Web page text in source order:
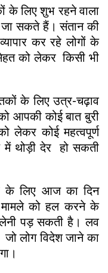
के लिए शुभ रहने वाला
जा सकते हैं। संतान की
कर रहे लोगों के
को लेकर किसी भी
के लिए उत्र-चढ़ाव
आपकी कोई बात बुरी
लेकर कोई महत्वपूर्ण
थोड़ी देर हो सकती
के लिए आज का दिन
मामले को हल करने के
लेनी पड़ सकती है। लव
जो लोग विदेश जाने का